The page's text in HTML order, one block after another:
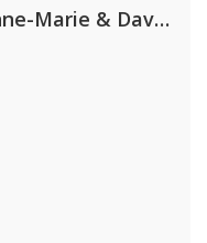
Clean Bandit, Anne-Marie & David Guetta